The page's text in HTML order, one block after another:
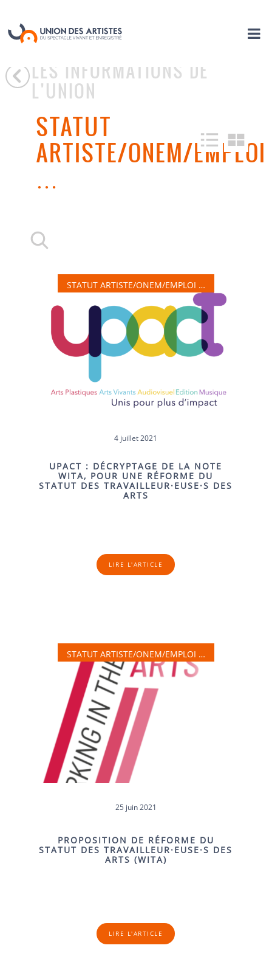
LES INFORMATIONS DE
L’UNION
STATUT
ARTISTE/ONEM/EMPLOI
…
STATUT ARTISTE/ONEM/EMPLOI …
4 juillet 2021
UPACT : DÉCRYPTAGE DE LA NOTE
WITA, POUR UNE RÉFORME DU
STATUT DES TRAVAILLEUR·EUSE·S DES
ARTS
LIRE L'ARTICLE
STATUT ARTISTE/ONEM/EMPLOI …
25 juin 2021
PROPOSITION DE RÉFORME DU
STATUT DES TRAVAILLEUR·EUSE·S DES
ARTS (WITA)
LIRE L'ARTICLE